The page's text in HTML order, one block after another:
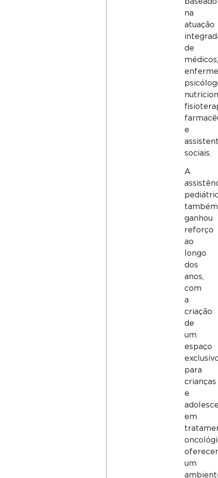
na
atuação
de
médicos,
e
sociais.
A
também
ganhou
reforço
ao
longo
dos
anos,
com
a
criação
de
um
espaço
para
crianças
e
em
um